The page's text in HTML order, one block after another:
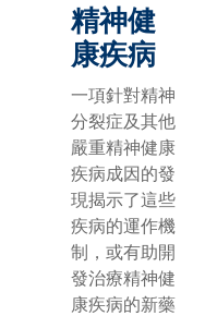
精神健
康疾病
一項針對精神
分裂症及其他
嚴重精神健康
疾病成因的發
現揭示了這些
疾病的運作機
制，或有助開
發治療精神健
康疾病的新藥